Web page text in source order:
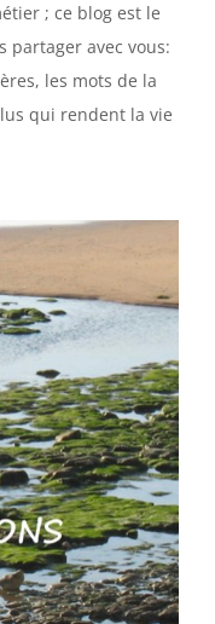
; ce blog est le
partager avec vous:
les mots de la
qui rendent la vie